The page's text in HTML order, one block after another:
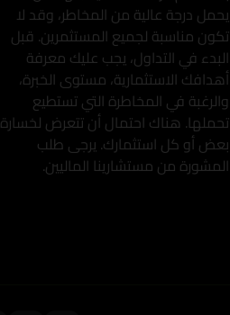
يحمل درجة عالية من المخاطر، وقد لا
تكون مناسبة لجميع المستثمرين. قبل
البدء في التداول، يجب عليك معرفة
أهدافك الاستثمارية، مستوى الخبرة،
والرغبة في المخاطرة التي تستطيع
تحملها. هناك احتمال أن تتعرض لخسارة
بعض أو كل استثمارك. يرجى طلب
المشورة من مستشارينا الماليين.